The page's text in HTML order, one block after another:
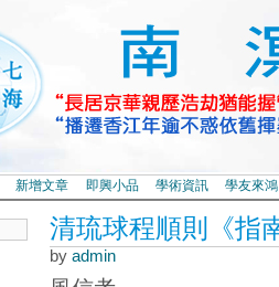
新增文章 即興小品 學術資訊 學友來鴻
清琉球程順則《指
by admin